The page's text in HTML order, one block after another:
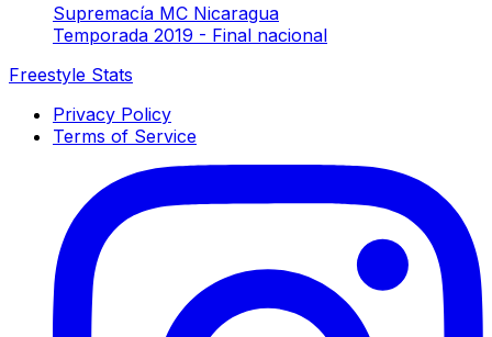
Supremacía MC Nicaragua
Temporada 2019 - Final nacional
Freestyle Stats
Privacy Policy
Terms of Service